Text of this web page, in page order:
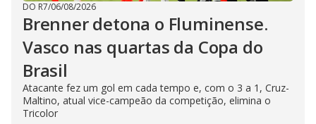
DO R7/06/08/2026
Brenner detona o Fluminense.
Vasco nas quartas da Copa do
Brasil
Atacante fez um gol em cada tempo e, com o 3 a 1, Cruz-
Maltino, atual vice-campeão da competição, elimina o
Tricolor